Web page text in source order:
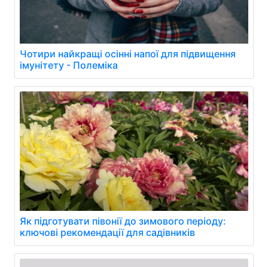
Чотири найкращі осінні напої для підвищення
імунітету - Полеміка
Як підготувати півонії до зимового періоду:
ключові рекомендації для садівників